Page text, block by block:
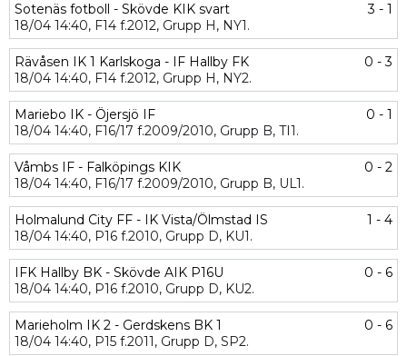
Sotenäs fotboll - Skövde KIK svart
3 - 1
18/04 14:40, F14 f.2012, Grupp H, NY1.
Rävåsen IK 1 Karlskoga - IF Hallby FK
0 - 3
18/04 14:40, F14 f.2012, Grupp H, NY2.
Mariebo IK - Öjersjö IF
0 - 1
18/04 14:40, F16/17 f.2009/2010, Grupp B, TI1.
Våmbs IF - Falköpings KIK
0 - 2
18/04 14:40, F16/17 f.2009/2010, Grupp B, UL1.
Holmalund City FF - IK Vista/Ölmstad IS
1 - 4
18/04 14:40, P16 f.2010, Grupp D, KU1.
IFK Hallby BK - Skövde AIK P16U
0 - 6
18/04 14:40, P16 f.2010, Grupp D, KU2.
Marieholm IK 2 - Gerdskens BK 1
0 - 6
18/04 14:40, P15 f.2011, Grupp D, SP2.